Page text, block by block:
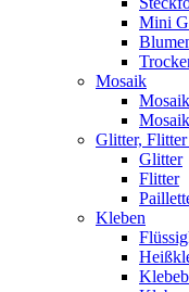
Mini
Mosaik
Glitter,
Glitter
Flitter
Kleben